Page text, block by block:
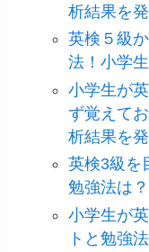
析結果を発
英検５級
法！小学
小学生が
ず覚えて
析結果を発
英検3級を
勉強法は
小学生が
トと勉強